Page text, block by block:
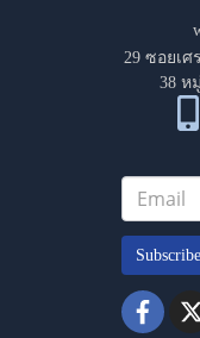
29 ซอยเศ
38 ห
Subscribe